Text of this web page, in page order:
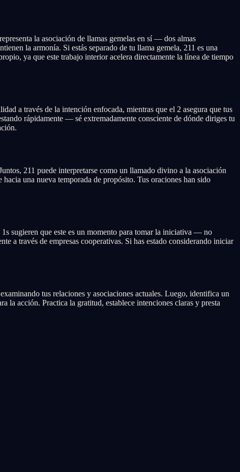
la asociación de llamas gemelas en sí — dos almas
la armonía. Si estás separado de tu llama gemela, 211 es una
ya que este trabajo interior acelera directamente la línea de tiempo
a través de la intención enfocada, mientras que el 2 asegura que tus
rápidamente — sé extremadamente consciente de dónde diriges tu
211 puede interpretarse como un llamado divino a la asociación
una nueva temporada de propósito. Tus oraciones han sido
sugieren que este es un momento para tomar la iniciativa — no
a través de empresas cooperativas. Si has estado considerando iniciar
tus relaciones y asociaciones actuales. Luego, identifica un
la acción. Practica la gratitud, establece intenciones claras y presta